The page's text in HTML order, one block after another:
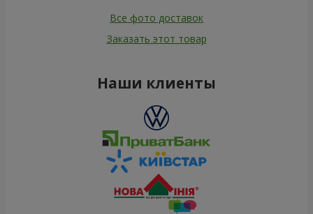
Все фото доставок
Заказать этот товар
Наши клиенты